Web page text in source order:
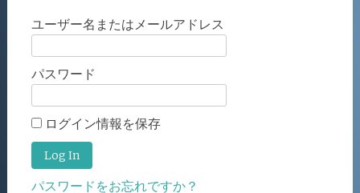
ユーザー名またはメールアドレス
パスワード
ログイン情報を保存
パスワードをお忘れですか？